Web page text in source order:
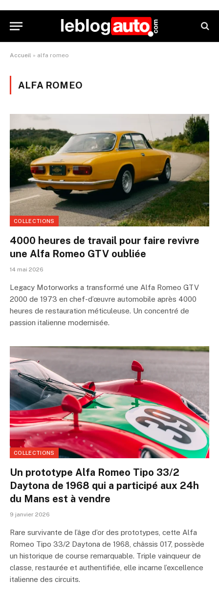
Accueil » alfa romeo
ALFA ROMEO
COLLECTIONS
4000 heures de travail pour faire revivre
une Alfa Romeo GTV oubliée
14 mai 2026
Legacy Motorworks a transformé une Alfa Romeo GTV
2000 de 1973 en chef-d’œuvre automobile après 4000
heures de restauration méticuleuse. Un concentré de
passion italienne modernisée.
COLLECTIONS
Un prototype Alfa Romeo Tipo 33/2
Daytona de 1968 qui a participé aux 24h
du Mans est à vendre
9 janvier 2026
Rare survivante de l’âge d’or des prototypes, cette Alfa
Romeo Tipo 33/2 Daytona de 1968, châssis 017, possède
un historique de course remarquable. Triple vainqueur de
classe, restaurée et authentifiée, elle incarne l’excellence
italienne des circuits.